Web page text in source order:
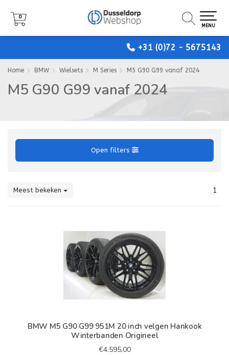
+31 (0)72 - 5675143
0
MENU
0
MENU
0
MENU
Home BMW Wielsets M Series M5 G90 G99 vanaf 2024
M5 G90 G99 vanaf 2024
Open filters
Meest bekeken 1
BMW M5 G90 G99 951M 20 inch velgen Hankook
Winterbanden Origineel
€4.595,00